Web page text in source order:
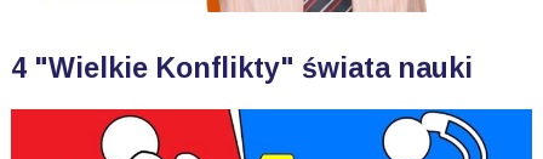
4 "Wielkie Konflikty" świata nauki